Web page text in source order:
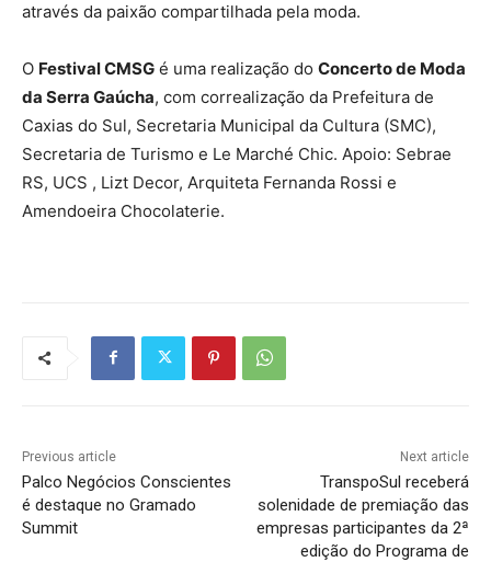
através da paixão compartilhada pela moda.
O Festival CMSG é uma realização do Concerto de Moda
da Serra Gaúcha, com correalização da Prefeitura de
Caxias do Sul, Secretaria Municipal da Cultura (SMC),
Secretaria de Turismo e Le Marché Chic. Apoio: Sebrae
RS, UCS , Lizt Decor, Arquiteta Fernanda Rossi e
Amendoeira Chocolaterie.
Previous article
Palco Negócios Conscientes
é destaque no Gramado
Summit
Next article
TranspoSul receberá
solenidade de premiação das
empresas participantes da 2ª
edição do Programa de